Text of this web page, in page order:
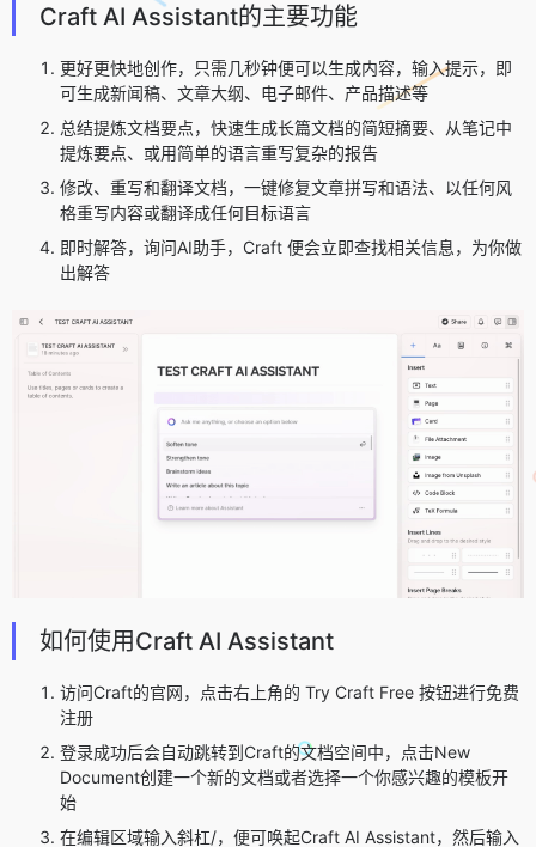
Craft AI Assistant的主要功能
更好更快地创作，只需几秒钟便可以生成内容，输入提示，即
可生成新闻稿、文章大纲、电子邮件、产品描述等
总结提炼文档要点，快速生成长篇文档的简短摘要、从笔记中
提炼要点、或用简单的语言重写复杂的报告
修改、重写和翻译文档，一键修复文章拼写和语法、以任何风
格重写内容或翻译成任何目标语言
即时解答，询问AI助手，Craft 便会立即查找相关信息，为你做
出解答
如何使用Craft AI Assistant
访问Craft的官网，点击右上角的 Try Craft Free 按钮进行免费
注册
登录成功后会自动跳转到Craft的文档空间中，点击New
Document创建一个新的文档或者选择一个你感兴趣的模板开
始
在编辑区域输入斜杠/，便可唤起Craft AI Assistant，然后输入